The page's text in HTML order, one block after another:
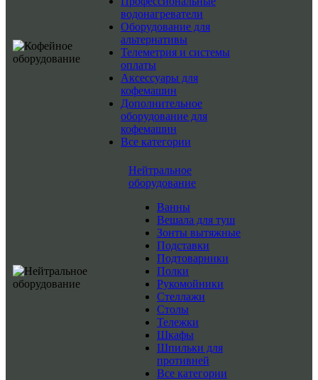
водонагреватели
Оборудование для
альтернативы
Телеметрия и системы
оплаты
Аксессуары для
кофемашин
Дополнительное
оборудование для
кофемашин
Все категории
Нейтральное
оборудование
Ванны
Вешала для туш
Зонты вытяжные
Подставки
Подтоварники
Полки
Рукомойники
Стеллажи
Столы
Тележки
Шкафы
Шпильки для
противней
Все категории